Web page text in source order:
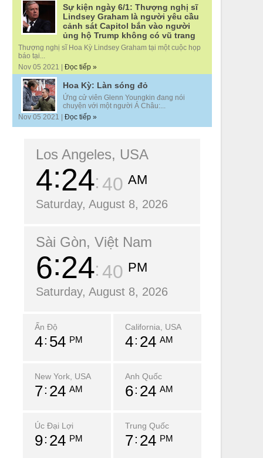
Sự kiện ngày 6/1: Thượng nghị sĩ
Lindsey Graham là người yêu cầu
cảnh sát Capitol bắn vào người
ủng hộ Trump không có vũ trang
Thượng nghị sĩ Hoa Kỳ Lindsey Graham tại một cuộc họp
báo tại...
Nov 05 2021 | Đọc tiếp »
Hoa Kỳ: Làn sóng đỏ
Ứng cử viên Glenn Youngkin đang nói
chuyện với một người Á Châu:...
Nov 05 2021 | Đọc tiếp »
Los Angeles, USA
4 24 42 AM
Saturday, August 8, 2026
Sài Gòn, Việt Nam
6 24 42 PM
Saturday, August 8, 2026
Ấn Độ
4 54 PM
California, USA
4 24 AM
New York, USA
7 24 AM
Anh Quốc
6 24 AM
Úc Đại Lợi
9 24 PM
Trung Quốc
7 24 PM